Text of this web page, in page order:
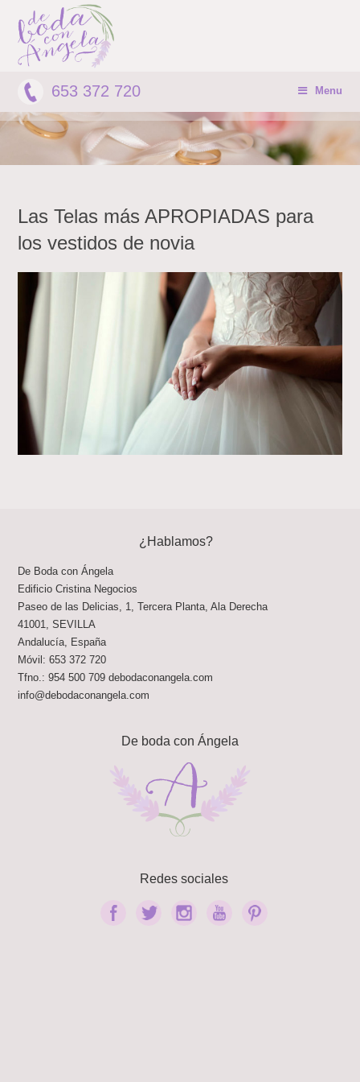
653 372 720 Menu
Las Telas más APROPIADAS para
los vestidos de novia
¿Hablamos?
De Boda con Ángela
Edificio Cristina Negocios
Paseo de las Delicias, 1, Tercera Planta, Ala Derecha
41001
,SEVILLA
Andalucía España
Móvil:653 372 720
Tfno.:954 500 709 debodaconangela.com
info@debodaconangela.com
De boda con Ángela
Redes sociales